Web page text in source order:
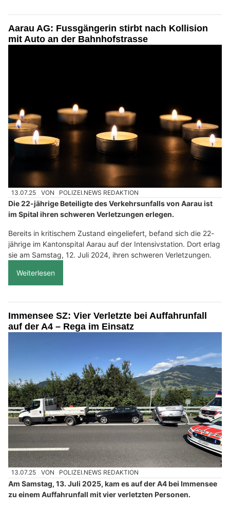
Aarau AG: Fussgängerin stirbt nach Kollision
mit Auto an der Bahnhofstrasse
13.07.25 VON POLIZEI.NEWS REDAKTION
Die 22-jährige Beteiligte des Verkehrsunfalls von Aarau ist
im Spital ihren schweren Verletzungen erlegen.
Bereits in kritischem Zustand eingeliefert, befand sich die 22-
jährige im Kantonspital Aarau auf der Intensivstation. Dort erlag
sie am Samstag, 12. Juli 2024, ihren schweren Verletzungen.
Weiterlesen
Immensee SZ: Vier Verletzte bei Auffahrunfall
auf der A4 – Rega im Einsatz
13.07.25 VON POLIZEI.NEWS REDAKTION
Am Samstag, 13. Juli 2025, kam es auf der A4 bei Immensee
zu einem Auffahrunfall mit vier verletzten Personen.